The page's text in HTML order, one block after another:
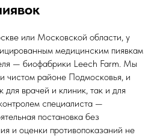
или Московской области, у
медицинским пиявкам
— биофабрики Leech Farm. Мы
чистом районе Подмосковья, и
для врачей и клиник, так и для
специалиста —
постановка без
и оценки противопоказаний не